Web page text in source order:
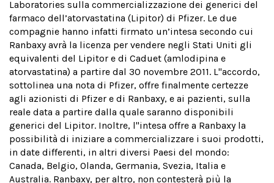
Laboratories sulla commercializzazione dei generici del
farmaco dell’atorvastatina (Lipitor) di Pfizer. Le due
compagnie hanno infatti firmato un’intesa secondo cui
Ranbaxy avrà la licenza per vendere negli Stati Uniti gli
equivalenti del Lipitor e di Caduet (amlodipina e
atorvastatina) a partire dal 30 novembre 2011. L''accordo,
sottolinea una nota di Pfizer, offre finalmente certezze
agli azionisti di Pfizer e di Ranbaxy, e ai pazienti, sulla
reale data a partire dalla quale saranno disponibili
generici del Lipitor. Inoltre, l''intesa offre a Ranbaxy la
possibilità di iniziare a commercializzare i suoi prodotti,
in date differenti, in altri diversi Paesi del mondo:
Canada, Belgio, Olanda, Germania, Svezia, Italia e
Australia. Ranbaxy, per altro, non contesterà più la